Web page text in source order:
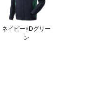
ネイビー×Dグリー
ン